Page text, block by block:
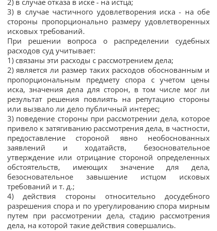
2) в случае отказа в иске - на истца;
3) в случае частичного удовлетворения иска - на обе
стороны пропорционально размеру удовлетворенных
исковых требований.
При решении вопроса о распределении судебных
расходов суд учитывает:
1) связаны эти расходы с рассмотрением дела;
2) является ли размер таких расходов обоснованным и
пропорциональным предмету спора с учетом цены
иска, значения дела для сторон, в том числе мог ли
результат решения повлиять на репутацию стороны
или вызвало ли дело публичный интерес;
3) поведение стороны при рассмотрении дела, которое
привело к затягиванию рассмотрения дела, в частности,
предоставление стороной явно необоснованных
заявлений и ходатайств, безосновательное
утверждение или отрицание стороной определенных
обстоятельств, имеющих значение для дела,
безосновательное завышение истцом исковых
требований и т. д.;
4) действия стороны относительно досудебного
разрешения спора и по урегулированию спора мирным
путем при рассмотрении дела, стадию рассмотрения
дела, на которой такие действия совершались.